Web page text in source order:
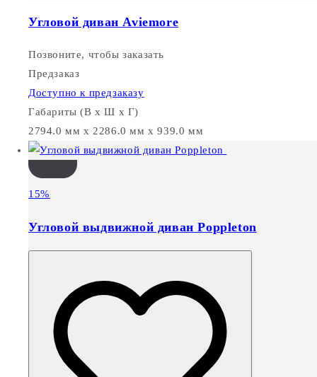
Угловой диван Aviemore
Позвоните, чтобы заказать
Предзаказ
Доступно к предзаказу
Габариты (В х Ш х Г)
2794.0 мм x 2286.0 мм x 939.0 мм
15%
Угловой выдвижной диван Poppleton